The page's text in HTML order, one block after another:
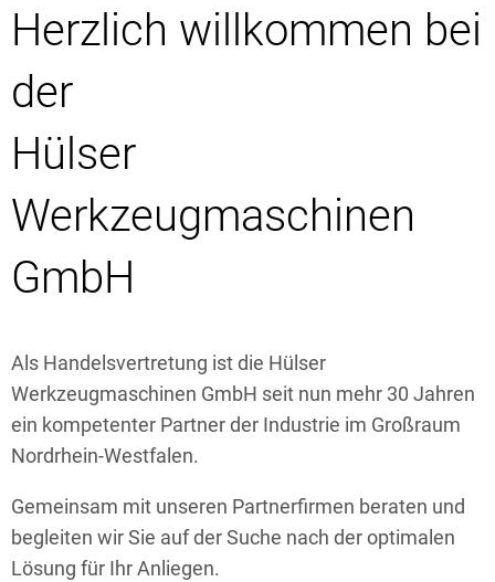
Herzlich willkommen bei
der
Hülser
Werkzeugmaschinen
GmbH
Als Handelsvertretung ist die Hülser
Werkzeugmaschinen GmbH seit nun mehr 30 Jahren
ein kompetenter Partner der Industrie im Großraum
Nordrhein-Westfalen.
Gemeinsam mit unseren Partnerfirmen beraten und
begleiten wir Sie auf der Suche nach der optimalen
Lösung für Ihr Anliegen.